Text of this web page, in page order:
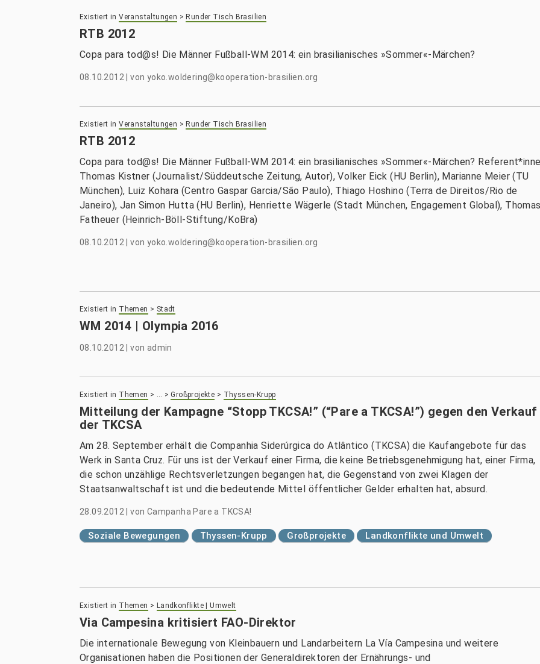
Existiert in Veranstaltungen > Runder Tisch Brasilien
RTB 2012
Copa para tod@s! Die Männer Fußball-WM 2014: ein brasilianisches »Sommer«-Märchen?
08.10.2012 |von yoko.woldering@kooperation-brasilien.org
Existiert in Veranstaltungen > Runder Tisch Brasilien
RTB 2012
Copa para tod@s! Die Männer Fußball-WM 2014: ein brasilianisches »Sommer«-Märchen?
Thomas Kistner (Journalist/Süddeutsche Zeitung, Autor), Volker Eick (HU Berlin), Marianne Meier (TU
München), Luiz Kohara (Centro Gaspar Garcia/São Paulo), Thiago Hoshino (Terra de Direitos/Rio de
Janeiro), Jan Simon Hutta (HU Berlin), Henriette Wägerle (Stadt München, Engagement Global),
Fatheuer (Heinrich-Böll-Stiftung/KoBra)
08.10.2012 |von yoko.woldering@kooperation-brasilien.org
Existiert in Themen > Stadt
WM 2014 | Olympia 2016
08.10.2012 |von admin
Existiert in Themen > >Großprojekte > Thyssen-Krupp
Mitteilung der Kampagne “Stopp TKCSA!” (“Pare a TKCSA!”) gegen den Verkauf
der TKCSA
Am 28. September erhält die Companhia Siderúrgica do Atlântico (TKCSA) die Kaufangebote für das
Werk in Santa Cruz. Für uns ist der Verkauf einer Firma, die keine Betriebsgenehmigung hat, einer Firma,
die schon unzählige Rechtsverletzungen begangen hat, die Gegenstand von zwei Klagen der
Staatsanwaltschaft ist und die bedeutende Mittel öffentlicher Gelder erhalten hat, absurd.
28.09.2012 |von Campanha Pare a TKCSA!
Soziale Bewegungen Thyssen-Krupp Großprojekte Landkonflikte und Umwelt
Existiert in Themen > Landkonflikte | Umwelt
Via Campesina kritisiert FAO-Direktor
Die internationale Bewegung von Kleinbauern und Landarbeitern La Vía Campesina und weitere
Organisationen haben die Positionen der Generaldirektoren der Ernährungs- und